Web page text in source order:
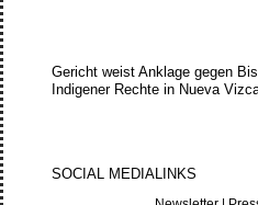
Gericht weist Anklage gegen
Indigener Rechte in Nueva
SOCIAL MEDIALINKS